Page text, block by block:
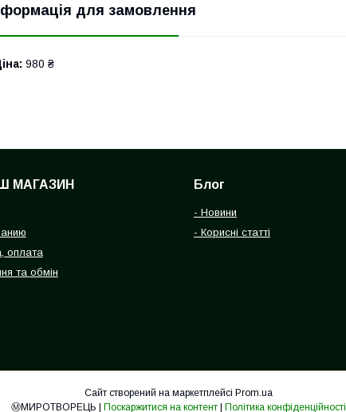
для замовлення
980 ₴
МАГАЗИН
оплата
та обмін
Блог
- Новини
- Корисні статті
Сайт створений на маркетплейсі Prom.ua
Поскаржитися на контент Політика конфіденційності